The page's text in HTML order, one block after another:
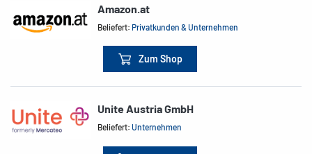
Amazon.at
Beliefert:Privatkunden & Unternehmen
Zum Shop
Unite Austria GmbH
Beliefert:Unternehmen